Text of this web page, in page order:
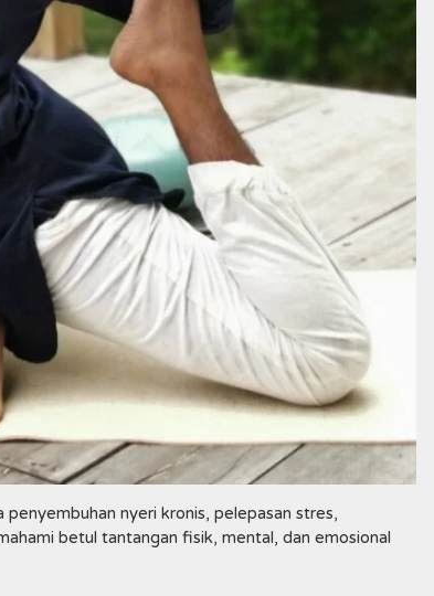
nyeri kronis, pelepasan stres,
betul tantangan fisik, mental, dan emosional